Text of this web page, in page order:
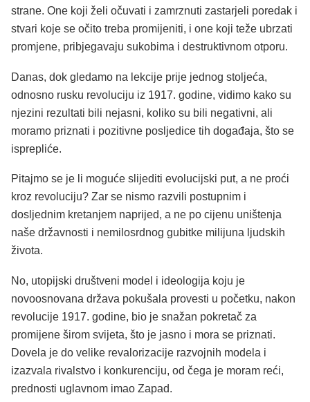
strane. One koji želi očuvati i zamrznuti zastarjeli poredak i
stvari koje se očito treba promijeniti, i one koji teže ubrzati
promjene, pribjegavaju sukobima i destruktivnom otporu.
Danas, dok gledamo na lekcije prije jednog stoljeća,
odnosno rusku revoluciju iz 1917. godine, vidimo kako su
njezini rezultati bili nejasni, koliko su bili negativni, ali
moramo priznati i pozitivne posljedice tih događaja, što se
isprepliće.
Pitajmo se je li moguće slijediti evolucijski put, a ne proći
kroz revoluciju? Zar se nismo razvili postupnim i
dosljednim kretanjem naprijed, a ne po cijenu uništenja
naše državnosti i nemilosrdnog gubitke milijuna ljudskih
života.
No, utopijski društveni model i ideologija koju je
novoosnovana država pokušala provesti u početku, nakon
revolucije 1917. godine, bio je snažan pokretač za
promijene širom svijeta, što je jasno i mora se priznati.
Dovela je do velike revalorizacije razvojnih modela i
izazvala rivalstvo i konkurenciju, od čega je moram reći,
prednosti uglavnom imao Zapad.